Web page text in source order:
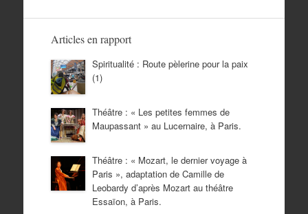
Articles en rapport
Spiritualité : Route pèlerine pour la paix
(1)
Théâtre : « Les petites femmes de
Maupassant » au Lucernaire, à Paris.
Théâtre : « Mozart, le dernier voyage à
Paris », adaptation de Camille de
Leobardy d’après Mozart au théâtre
Essaïon, à Paris.